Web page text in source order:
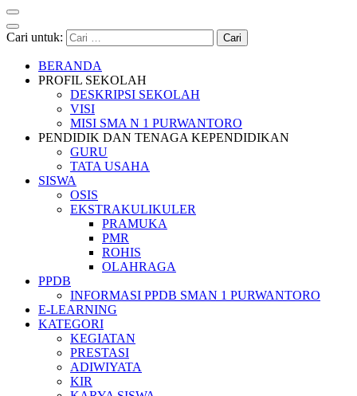
Cari untuk:
BERANDA
PROFIL SEKOLAH
DESKRIPSI SEKOLAH
VISI
MISI SMA N 1 PURWANTORO
PENDIDIK DAN TENAGA KEPENDIDIKAN
GURU
TATA USAHA
SISWA
OSIS
EKSTRAKULIKULER
PRAMUKA
PMR
ROHIS
OLAHRAGA
PPDB
INFORMASI PPDB SMAN 1 PURWANTORO
E-LEARNING
KATEGORI
KEGIATAN
PRESTASI
ADIWIYATA
KIR